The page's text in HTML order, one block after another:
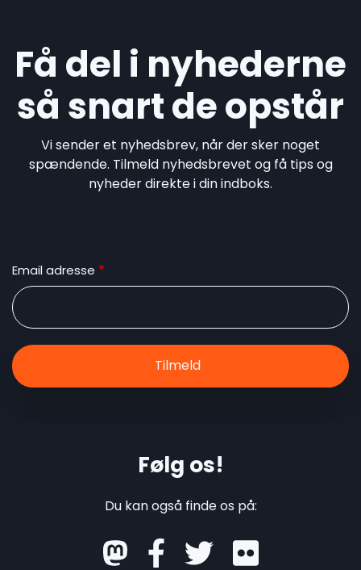
Få del i nyhederne
så snart de opstår
Vi sender et nyhedsbrev, når der sker noget
spændende. Tilmeld nyhedsbrevet og få tips og
nyheder direkte i din indboks.
Email adresse
Følg os!
Du kan også finde os på:
mastodon